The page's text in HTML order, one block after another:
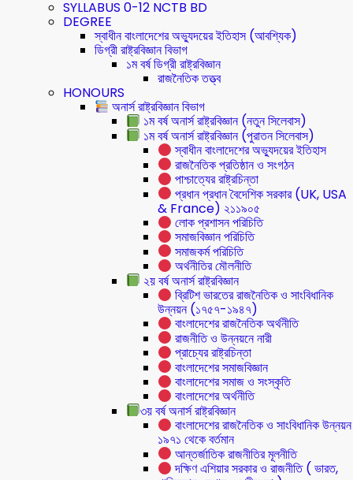
SYLLABUS 0-12 NCTB BD
DEGREE
স্বাধীন বাংলাদেশের অভ্যুদয়ের ইতিহাস (আবশ্যিক)
ডিগ্রী রাষ্ট্রবিজ্ঞান বিভাগ
১ম বর্ষ ডিগ্রী রাষ্ট্রবিজ্ঞান
রাজনৈতিক তত্ত্ব
HONOURS
অনার্স রাষ্ট্রবিজ্ঞান বিভাগ
১ম বর্ষ অনার্স রাষ্ট্রবিজ্ঞান (নতুন সিলেবাস)
১ম বর্ষ অনার্স রাষ্ট্রবিজ্ঞান (পুরাতন সিলেবাস)
স্বাধীন বাংলাদেশের অভ্যুদয়ের ইতিহাস
রাজনৈতিক প্রতিষ্ঠান ও সংগঠন
পাশ্চাত্যের রাষ্ট্রচিন্তা
প্রধান প্রধান বৈদেশিক সরকার (UK, USA
& France) ২১১৯০৫
লোক প্রশাসন পরিচিতি
সমাজবিজ্ঞান পরিচিতি
সমাজকর্ম পরিচিতি
অর্থনীতির মৌলনীতি
২য় বর্ষ অনার্স রাষ্ট্রবিজ্ঞান
ব্রিটিশ ভারতের রাজনৈতিক ও সাংবিধানিক
উন্নয়ন (১৭৫৭-১৯৪৭)
বাংলাদেশের রাজনৈতিক অর্থনীতি
রাজনীতি ও উন্নয়নে নারী
প্রাচ্যের রাষ্ট্রচিন্তা
বাংলাদেশের সমাজবিজ্ঞান
বাংলাদেশের সমাজ ও সংস্কৃতি
বাংলাদেশের অর্থনীতি
৩য় বর্ষ অনার্স রাষ্ট্রবিজ্ঞান
বাংলাদেশের রাজনৈতিক ও সাংবিধানিক উন্নয়ন
১৯৭১ থেকে বর্তমান
আন্তর্জাতিক রাজনীতির মূলনীতি
দক্ষিণ এশিয়ার সরকার ও রাজনীতি ( ভারত,